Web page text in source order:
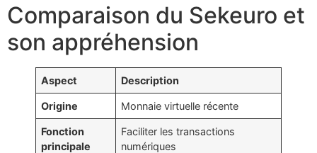
Comparaison du Sekeuro et
son appréhension
Aspect Description
Origine Monnaie virtuelle récente
Fonction
principale
Faciliter les transactions
numériques